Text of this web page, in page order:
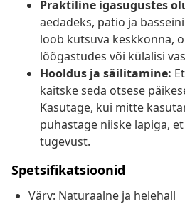
Praktiline igasugustes
aedadeks, patio ja
loob kutsuva keskkonna,
lõõgastudes või külalisi
Hooldus ja säilitamine:
kaitske seda otsese
Kasutage, kui mitte
puhastage niiske lapiga,
tugevust.
Spetsifikatsioonid
Värv: Naturaalne ja helehall